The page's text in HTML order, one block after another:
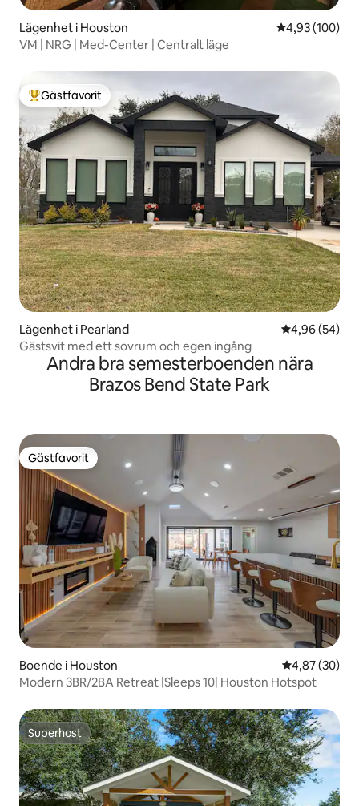
Lägenhet i Houston 4,93 av 5 i
4,93 (100)
VM | NRG | Med-Center | Centralt läge
Populär gästfavorit
Gästfavorit
Lägenhet i Pearland 4,96 av 5 i
4,96 (54)
Gästsvit med ett sovrum och egen ingång
Andra bra semesterboenden nära
Brazos Bend State Park
Gästfavorit
Gästfavorit
Boende i Houston 4,87 av 5 i
4,87 (30)
Modern 3BR/2BA Retreat |Sleeps 10| Houston Hotspot
Superhost
Superhost